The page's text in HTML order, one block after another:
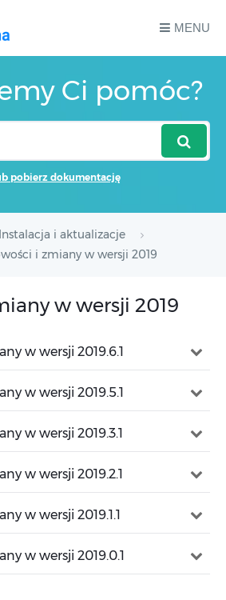
MENU
Ci pomóc?
pobierz dokumentację
Instalacja i aktualizacje
i zmiany w wersji 2019
w wersji 2019
w wersji 2019.6.1
w wersji 2019.5.1
w wersji 2019.3.1
w wersji 2019.2.1
w wersji 2019.1.1
w wersji 2019.0.1